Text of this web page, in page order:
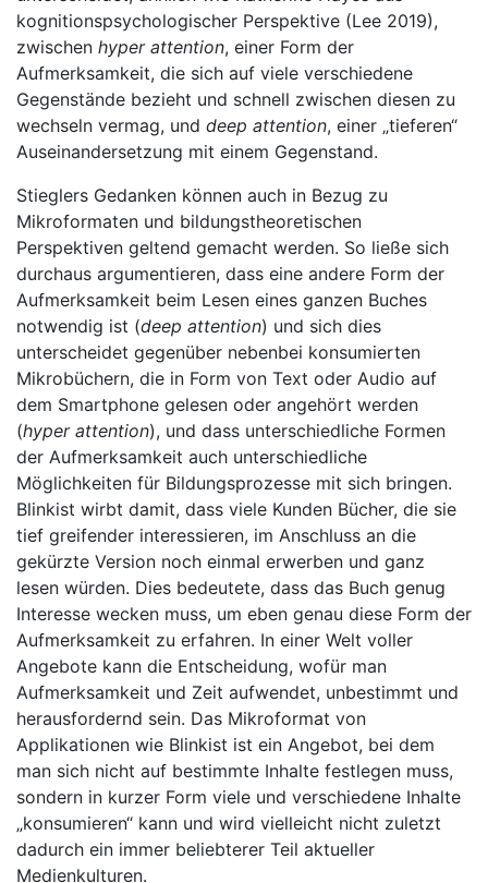
kognitionspsychologischer Perspektive (Lee 2019),
zwischen hyper attention, einer Form der
Aufmerksamkeit, die sich auf viele verschiedene
Gegenstände bezieht und schnell zwischen diesen zu
wechseln vermag, und deep attention, einer „tieferen“
Auseinandersetzung mit einem Gegenstand.
Stieglers Gedanken können auch in Bezug zu
Mikroformaten und bildungstheoretischen
Perspektiven geltend gemacht werden. So ließe sich
durchaus argumentieren, dass eine andere Form der
Aufmerksamkeit beim Lesen eines ganzen Buches
notwendig ist (deep attention) und sich dies
unterscheidet gegenüber nebenbei konsumierten
Mikrobüchern, die in Form von Text oder Audio auf
dem Smartphone gelesen oder angehört werden
(hyper attention), und dass unterschiedliche Formen
der Aufmerksamkeit auch unterschiedliche
Möglichkeiten für Bildungsprozesse mit sich bringen.
Blinkist wirbt damit, dass viele Kunden Bücher, die sie
tief greifender interessieren, im Anschluss an die
gekürzte Version noch einmal erwerben und ganz
lesen würden. Dies bedeutete, dass das Buch genug
Interesse wecken muss, um eben genau diese Form der
Aufmerksamkeit zu erfahren. In einer Welt voller
Angebote kann die Entscheidung, wofür man
Aufmerksamkeit und Zeit aufwendet, unbestimmt und
herausfordernd sein. Das Mikroformat von
Applikationen wie Blinkist ist ein Angebot, bei dem
man sich nicht auf bestimmte Inhalte festlegen muss,
sondern in kurzer Form viele und verschiedene Inhalte
„konsumieren“ kann und wird vielleicht nicht zuletzt
dadurch ein immer beliebterer Teil aktueller
Medienkulturen.